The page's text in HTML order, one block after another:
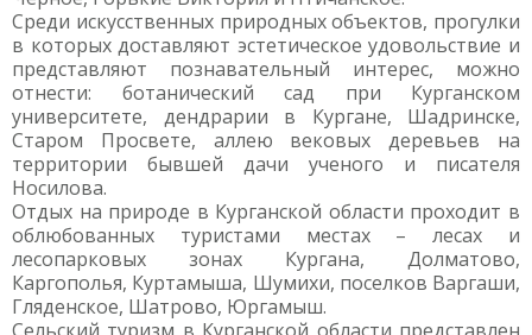
Среди искусственных природных объектов, прогулки
в которых доставляют эстетическое удовольствие и
представляют познавательный интерес, можно
отнести: ботанический сад при Курганском
университете, дендрарии в Кургане, Шадринске,
Старом Просвете, аллею вековых деревьев на
территории бывшей дачи ученого и писателя
Носилова.
Отдых на природе в Курганской области проходит в
облюбованных туристами местах – лесах и
лесопарковых зонах Кургана, Долматово,
Каргополья, Куртамыша, Шумихи, поселков Варгаши,
Гляденское, Шатрово, Юргамыш.